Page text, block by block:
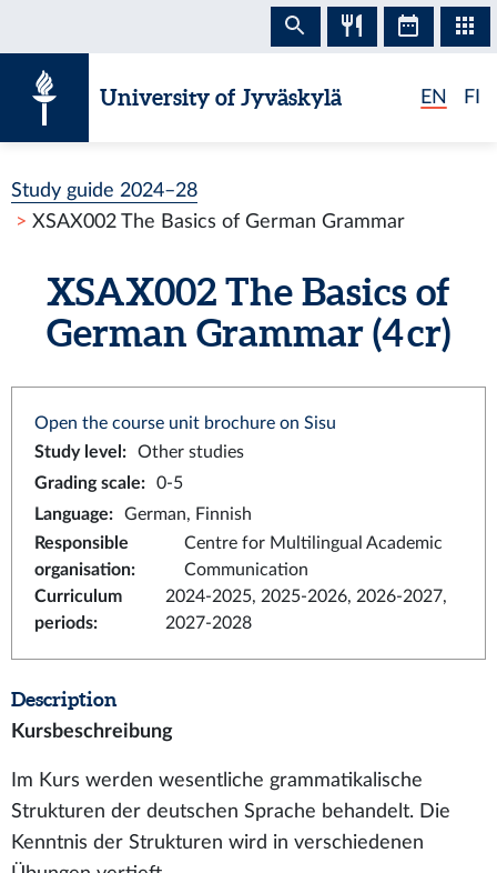
University of Jyväskylä EN FI
Study guide 2024–28
XSAX002 The Basics of German Grammar
XSAX002 The Basics of
German Grammar (4 cr)
Open the course unit brochure on Sisu
Study level :
Other studies
Grading scale:
0-5
Language:
German, Finnish
Responsible
organisation:
Centre for Multilingual Academic
Communication
Curriculum
periods:
2024-2025, 2025-2026, 2026-2027,
2027-2028
Description
Kursbeschreibung
Im Kurs werden wesentliche grammatikalische
Strukturen der deutschen Sprache behandelt. Die
Kenntnis der Strukturen wird in verschiedenen